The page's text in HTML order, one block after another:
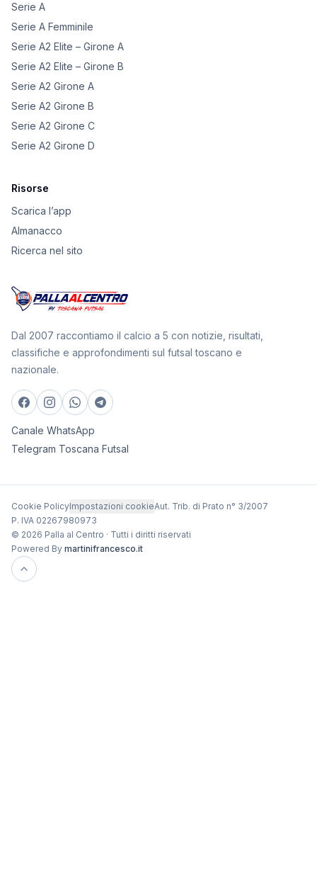
Serie A
Serie A Femminile
Serie A2 Elite – Girone A
Serie A2 Elite – Girone B
Serie A2 Girone A
Serie A2 Girone B
Serie A2 Girone C
Serie A2 Girone D
Risorse
Scarica l’app
Almanacco
Ricerca nel sito
Dal 2007 raccontiamo il calcio a 5 con notizie, risultati,
classifiche e approfondimenti sul futsal toscano e
nazionale.
Canale WhatsApp
Telegram Toscana Futsal
Cookie PolicyImpostazioni cookieAut. Trib. di Prato n° 3/2007
P. IVA 02267980973
© 2026 Palla al Centro · Tutti i diritti riservati
Powered By martinifrancesco.it